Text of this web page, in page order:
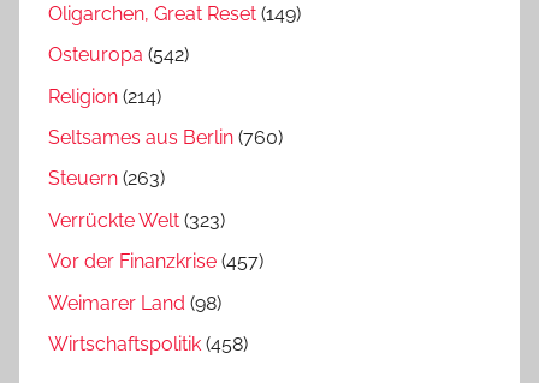
Oligarchen, Great Reset (149)
Osteuropa (542)
Religion (214)
Seltsames aus Berlin (760)
Steuern (263)
Verrückte Welt (323)
Vor der Finanzkrise (457)
Weimarer Land (98)
Wirtschaftspolitik (458)